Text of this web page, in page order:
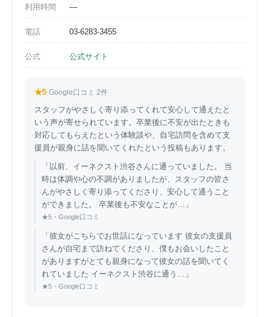
利用時間 —
電話 03-6283-3455
公式 公式サイト
★5 Google口コミ 2件
スタッフがやさしく寄り添ってくれて安心して通えたと
いう声が寄せられています。卒業後に不安が出たときも
対応してもらえたという体験談や、自宅訪問を含めて支
援員が親身に話を聞いてくれたという投稿もあります。
「以前、イーネクスト渋谷さんに通っていました。 当
時は体調や心の不調がありましたが、スタッフの皆さ
んがやさしく寄り添ってくださり、安心して通うこと
ができました。 卒業後も不安なことが…」
★5・Google口コミ
「彼女がこちらでお世話になっています 彼女の支援員
さんが自宅まで訪ねてくださり、僕もお会いしたこと
がありますがとても親身になって彼女の話を聞いてく
れていました イーネクスト渋谷に通う…」
★5・Google口コミ